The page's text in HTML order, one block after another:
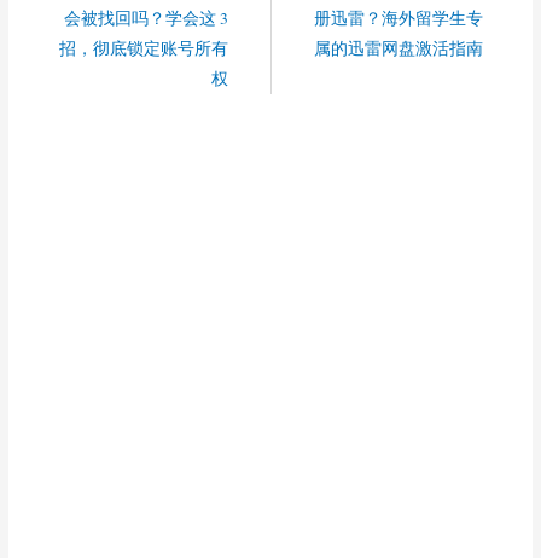
会被找回吗？学会这 3
招，彻底锁定账号所有
权
册迅雷？海外留学生专
属的迅雷网盘激活指南